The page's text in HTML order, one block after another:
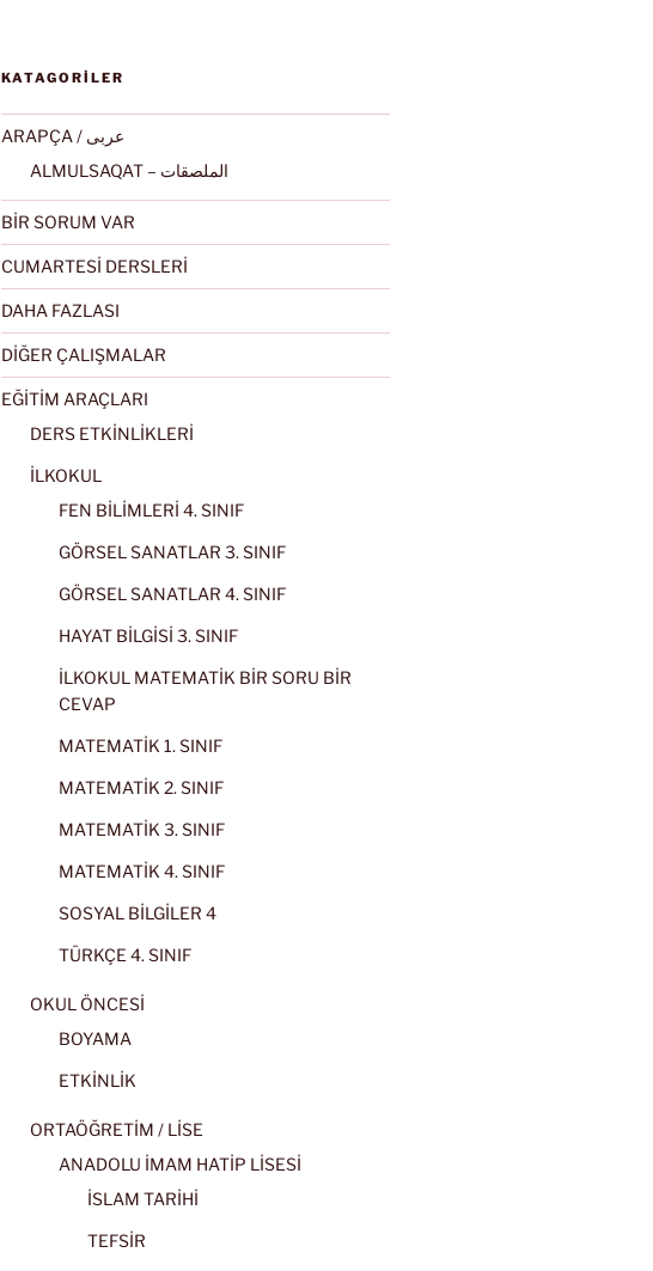
KATAGORİLER
ARAPÇA / عربى
ALMULSAQAT – الملصقات
BİR SORUM VAR
CUMARTESİ DERSLERİ
DAHA FAZLASI
DİĞER ÇALIŞMALAR
EĞİTİM ARAÇLARI
DERS ETKİNLİKLERİ
İLKOKUL
FEN BİLİMLERİ 4. SINIF
GÖRSEL SANATLAR 3. SINIF
GÖRSEL SANATLAR 4. SINIF
HAYAT BİLGİSİ 3. SINIF
İLKOKUL MATEMATİK BİR SORU BİR
CEVAP
MATEMATİK 1. SINIF
MATEMATİK 2. SINIF
MATEMATİK 3. SINIF
MATEMATİK 4. SINIF
SOSYAL BİLGİLER 4
TÜRKÇE 4. SINIF
OKUL ÖNCESİ
BOYAMA
ETKİNLİK
ORTAÖĞRETİM / LİSE
ANADOLU İMAM HATİP LİSESİ
İSLAM TARİHİ
TEFSİR